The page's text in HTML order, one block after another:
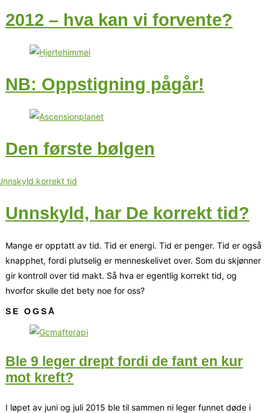
2012 – hva kan vi forvente?
NB: Oppstigning pågår!
Den første bølgen
Unnskyld, har De korrekt tid?
Mange er opptatt av tid. Tid er energi. Tid er penger. Tid er også
knapphet, fordi plutselig er menneskelivet over. Som du skjønner
gir kontroll over tid makt. Så hva er egentlig korrekt tid, og
hvorfor skulle det bety noe for oss?
SE OGSÅ
Ble 9 leger drept fordi de fant en kur
mot kreft?
I løpet av juni og juli 2015 ble til sammen ni leger funnet døde i